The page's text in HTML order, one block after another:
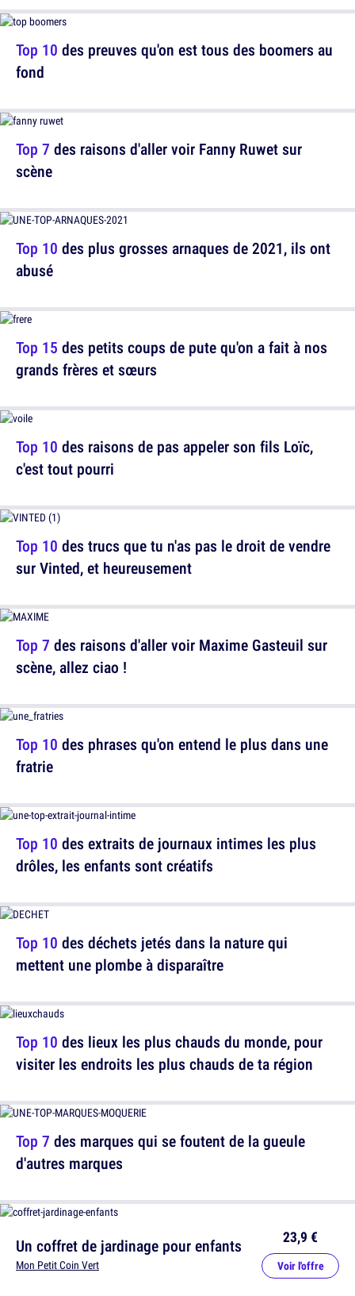
Top 10 des preuves qu'on est tous des boomers au
fond
Top 10 des plus grosses arnaques de 2021, ils ont
abusé
Top 10 des raisons de pas appeler son fils Loïc,
c'est tout pourri
Top 7 des raisons d'aller voir Maxime Gasteuil sur
scène, allez ciao !
Top 10 des extraits de journaux intimes les plus
drôles, les enfants sont créatifs
Top 10 des lieux les plus chauds du monde, pour
visiter les endroits les plus chauds de ta région
Un coffret de jardinage pour enfants
Mon Petit Coin Vert
23,9 €
Voir l'offre
Top 7 des raisons d'aller voir Fanny Ruwet sur
scène
Top 15 des petits coups de pute qu'on a fait à nos
grands frères et sœurs
Top 10 des trucs que tu n'as pas le droit de vendre
sur Vinted, et heureusement
Top 10 des phrases qu'on entend le plus dans une
fratrie
Top 10 des déchets jetés dans la nature qui
mettent une plombe à disparaître
Top 7 des marques qui se foutent de la gueule
d'autres marques